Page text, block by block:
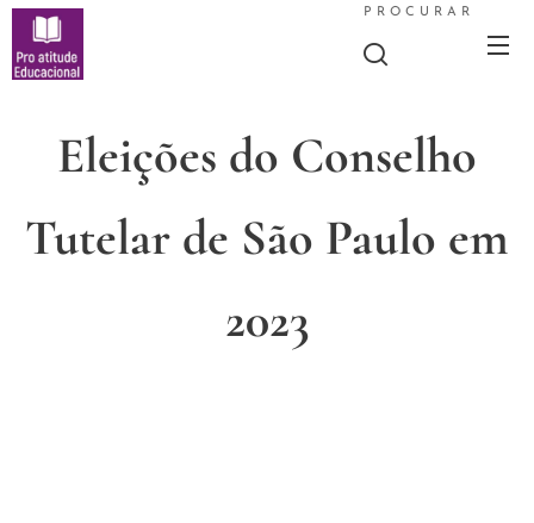
PROCURAR
Eleições do Conselho
Tutelar de São Paulo em
2023